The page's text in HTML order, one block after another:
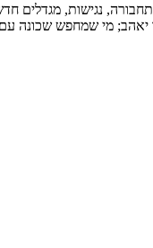
נגישות, מגדלים
יאהב; מי שמחפש